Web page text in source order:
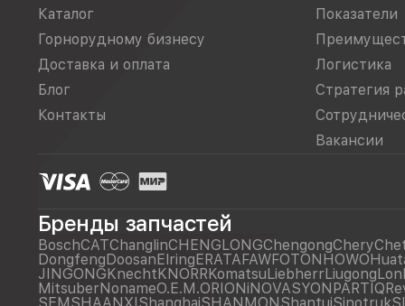
Каталог
Горнорудному бизнесу
Доставка и оплата
Блог
Контакты
Показатели
Логистика
Стратегия
Вакансии
Бренды запчастей
BoschCATChanglinCHENGLONGChengongChery
DongfengDoosanElringERATAFAWFOTONHOWO
JINGONGKnechtKNORRKomatsuLiebherrLiugong
MitsuberNonameO.E.M.ORIONiNOVASYONPARTIQ